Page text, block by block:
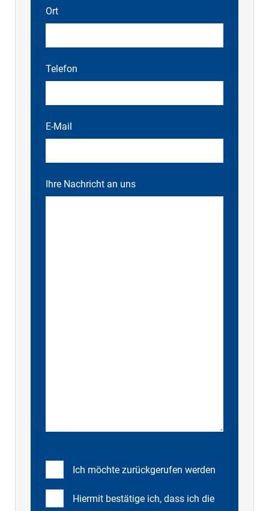
Ort
Telefon
E-Mail
Ihre Nachricht an uns
Ich möchte zurückgerufen werden
Hiermit bestätige ich, dass ich die